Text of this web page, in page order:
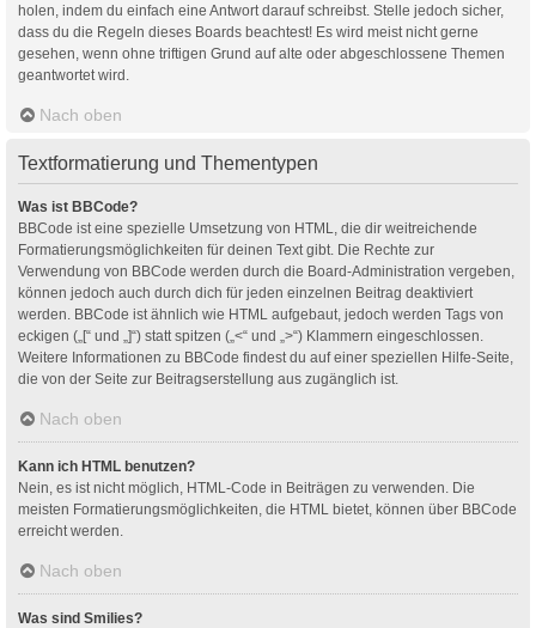
holen, indem du einfach eine Antwort darauf schreibst. Stelle jedoch sicher,
dass du die Regeln dieses Boards beachtest! Es wird meist nicht gerne
gesehen, wenn ohne triftigen Grund auf alte oder abgeschlossene Themen
geantwortet wird.
Nach oben
Textformatierung und Thementypen
Was ist BBCode?
BBCode ist eine spezielle Umsetzung von HTML, die dir weitreichende
Formatierungsmöglichkeiten für deinen Text gibt. Die Rechte zur
Verwendung von BBCode werden durch die Board-Administration vergeben,
können jedoch auch durch dich für jeden einzelnen Beitrag deaktiviert
werden. BBCode ist ähnlich wie HTML aufgebaut, jedoch werden Tags von
eckigen („[“ und „]“) statt spitzen („<“ und „>“) Klammern eingeschlossen.
Weitere Informationen zu BBCode findest du auf einer speziellen Hilfe-Seite,
die von der Seite zur Beitragserstellung aus zugänglich ist.
Nach oben
Kann ich HTML benutzen?
Nein, es ist nicht möglich, HTML-Code in Beiträgen zu verwenden. Die
meisten Formatierungsmöglichkeiten, die HTML bietet, können über BBCode
erreicht werden.
Nach oben
Was sind Smilies?